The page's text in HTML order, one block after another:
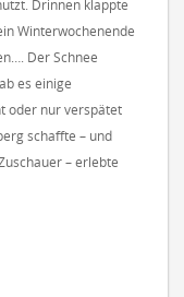
Drinnen klappte
Winterwochenende
Der Schnee
es einige
oder nur verspätet
schaffte – und
– erlebte